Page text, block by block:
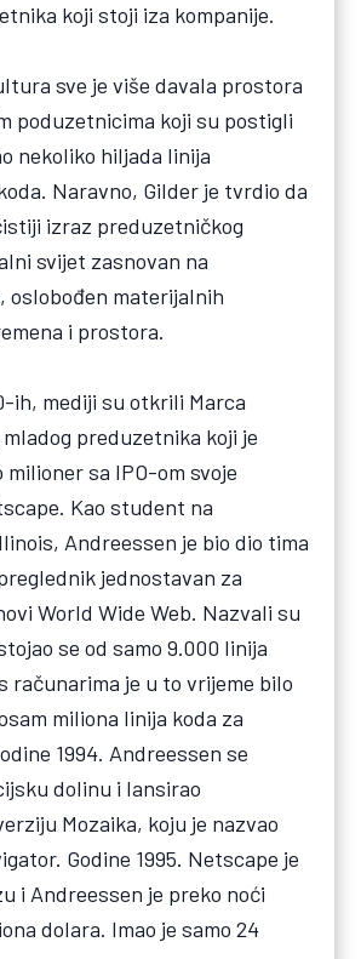
koji stoji iza kompanije.
sve je više davala prostora
poduzetnicima koji su postigli
nekoliko hiljada linija
Naravno, Gilder je tvrdio da
izraz preduzetničkog
svijet zasnovan na
oslobođen materijalnih
i prostora.
ih, mediji su otkrili Marca
preduzetnika koji je
sa IPO-om svoje
Kao student na
Andreessen je bio dio tima
jednostavan za
World Wide Web. Nazvali su
se od samo 9.000 linija
računarima je u to vrijeme bilo
miliona linija koda za
1994. Andreessen se
dolinu i lansirao
Mozaika, koju je nazvao
Godine 1995. Netscape je
i Andreessen je preko noći
dolara. Imao je samo 24